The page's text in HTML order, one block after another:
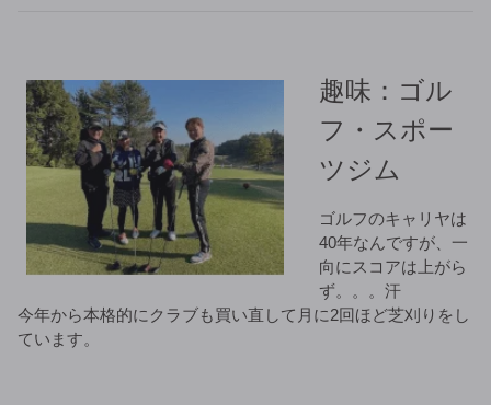
趣味：ゴル
フ・スポー
ツジム
ゴルフのキャリヤは
40年なんですが、一
向にスコアは上がら
ず。。。汗
今年から本格的にクラブも買い直して月に2回ほど芝刈りをし
ています。